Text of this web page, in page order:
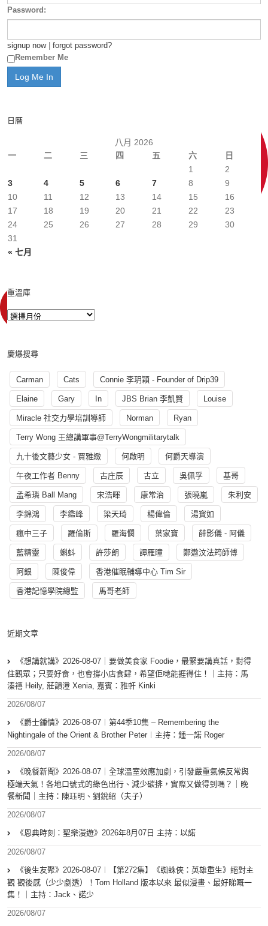
Password:
signup now| forgot password?
Remember Me
日曆
八月 2026
一
二 三 四 五 六 日
« 七月
1
2
3
4 5 6 7 8
9
10
11 12 13 14 15
16
17
18 19 20 21 22
23
24
25 26 27 28 29
30
31
重溫庫
慶爆搜尋
Carman Cats Connie 李玥穎 - Founder of Drip39
Elaine Gary In JBS Brian 李凱賢 Louise
Miracle 社交力學培訓導師 Norman Ryan
Terry Wong 王總講軍事@TerryWongmilitarytalk
九十後文藝少女 - 賈雅緻 何啟明 何爵天導演
午夜工作者 Benny 古庄辰 古立 吳佩孚 基哥
孟希璘 Ball Mang 宋浩暉 康常治 張曉嵐 朱利安
李錦鴻 李鑑峰 梁天琦 楊偉倫 湯寳如
瘋中三子 羅倫斯 羅海憫 葉家寶 薛影儀 - 阿儀
藍精靈 蝌蚪 許莎朗 譚雁瞳 鄭遨汶法筠師傅
阿銀 陳俊偉 香港催眠輔導中心 Tim Sir
香港記憶學院總監 馬哥老師
近期文章
《想講就講》2026-08-07｜要做美食家 Foodie，最緊要講真話，對得
住觀眾；只要好食，也會撐小店食肆，希望佢哋能捱得住！｜主持：馬
溱禧 Heily, 莊韻澄 Xenia, 嘉賓：雅軒 Kinki
2026/08/07
《爵士鍾情》2026-08-07︱第44季10集 – Remembering the
Nightingale of the Orient & Brother Peter︱主持：鍾一諾 Roger
2026/08/07
《晚餐新聞》2026-08-07｜全球溫室效應加劇，引發嚴重氣候反常與
極端天氣！各地口號式的綠色出行、減少碳排，實際又做得到嗎？｜晚
餐新聞｜主持：陳珏明、劉銳紹（夫子）
2026/08/07
《恩典時刻：聖樂漫遊》2026年8月07日 主持：以諾
2026/08/07
《後生友聚》2026-08-07︱【第272集】《蜘蛛俠：英雄重生》絕對主
觀 觀後感（少少劇透）！Tom Holland 版本以來 最似漫畫、最好睇嘅一
集！｜主持：Jack、諾少
2026/08/07